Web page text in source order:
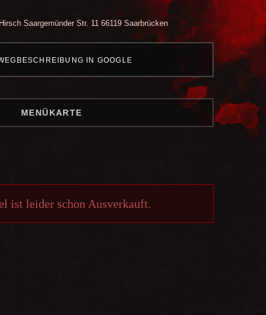
Saargemünder Str. 11 66119 Saarbrücken
IN GOOGLE
MENÜKARTE
ist leider schon Ausverkauft.